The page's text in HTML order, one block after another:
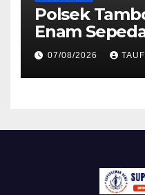
Polsek
Enam
kepada
Pelayanan
07/08/2026